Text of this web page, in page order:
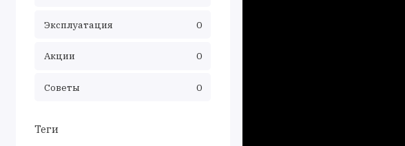
Эксплуатация 0
Акции 0
Советы 0
Теги